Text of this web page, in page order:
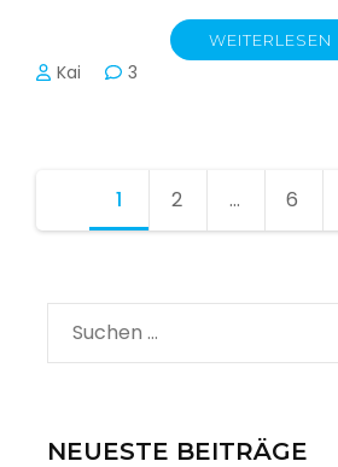
WEITERLESEN
Kai 3
Seitennummerierung
1 Seite
2 … Seite
6
Suchen
nach:
NEUESTE BEITRÄGE